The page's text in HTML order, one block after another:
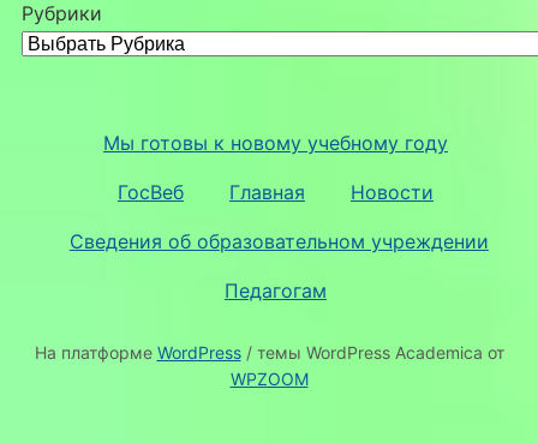
Рубрики
Мы готовы к новому учебному году
ГосВеб Главная Новости
Сведения об образовательном учреждении
Педагогам
На платформе WordPress/ темы WordPress Academica от
WPZOOM